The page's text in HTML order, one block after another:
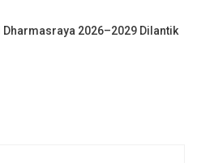
Dharmasraya 2026–2029 Dilantik